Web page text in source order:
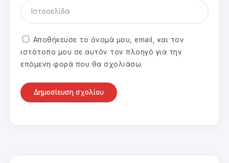
Αποθήκευσε το όνομά μου, email, και τον
ιστότοπο μου σε αυτόν τον πλοηγό για την
επόμενη φορά που θα σχολιάσω.